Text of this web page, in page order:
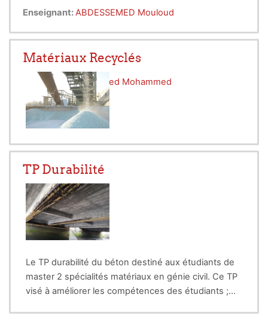
caractéristiques et utilisation des composites (GFRP,
construction et réparation/renforcement des
structures en béton, CM ou autres.
Cette partie est composée de 4 chapitres.
Enseignant:ABDESSEMED Mouloud
Matériaux Recyclés
Enseignant:Si-Ahmed Mohammed
TP Durabilité
Le TP durabilité du béton destiné aux étudiants de
master 2 spécialités matériaux en génie civil. Ce TP
visé à améliorer les compétences des étudiants ;